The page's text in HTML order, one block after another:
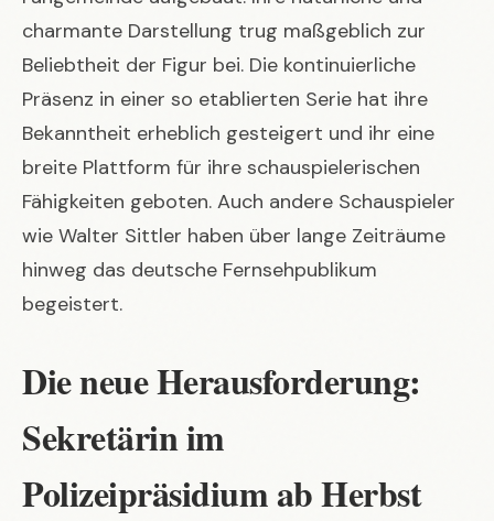
charmante Darstellung trug maßgeblich zur
Beliebtheit der Figur bei. Die kontinuierliche
Präsenz in einer so etablierten Serie hat ihre
Bekanntheit erheblich gesteigert und ihr eine
breite Plattform für ihre schauspielerischen
Fähigkeiten geboten. Auch andere Schauspieler
wie Walter Sittler haben über lange Zeiträume
hinweg das deutsche Fernsehpublikum
begeistert.
Die neue Herausforderung:
Sekretärin im
Polizeipräsidium ab Herbst